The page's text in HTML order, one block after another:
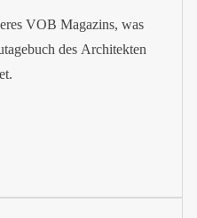
VOB Magazins, was
des Architekten